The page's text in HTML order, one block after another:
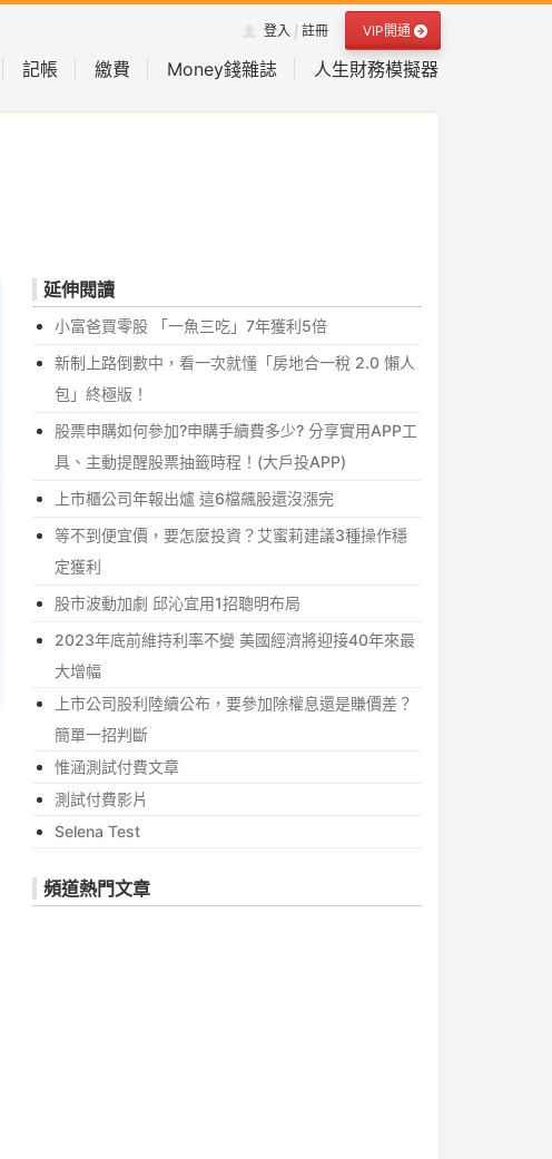
記帳 繳費 Money錢雜誌 人生財務模擬器
登入 | 註冊 VIP開通
延伸閱讀
小富爸買零股 「一魚三吃」7年獲利5倍
新制上路倒數中，看一次就懂「房地合一稅 2.0 懶人
包」終極版！
股票申購如何參加?申購手續費多少? 分享實用APP工
具、主動提醒股票抽籤時程！(大戶投APP)
上市櫃公司年報出爐 這6檔飆股還沒漲完
等不到便宜價，要怎麼投資？艾蜜莉建議3種操作穩
定獲利
股市波動加劇 邱沁宜用1招聰明布局
2023年底前維持利率不變 美國經濟將迎接40年來最
大增幅
上市公司股利陸續公布，要參加除權息還是賺價差？
簡單一招判斷
惟涵測試付費文章
測試付費影片
Selena Test
頻道熱門文章